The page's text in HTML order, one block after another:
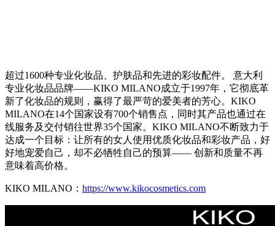
超过1600种专业化妆品、护肤品和先进的彩妆配件。 意大利
专业化妆品品牌――KIKO MILANO成立于1997年，它彻底革
新了化妆品的规则，赢得了最严苛的爱美者的芳心。KIKO
MILANO在14个国家设有700个销售点，同时其产品也通过在
线服务及交付销往世界35个国家。KIKO MILANO不断致力于
达成一个目标：让所有的女人使用优质化妆品和彩妆产品，好
好地宠爱自己，却不必牺牲自己的预算―― 创新和质量不再
意味着高价格。
KIKO MILANO： https://www.kikocosmetics.com